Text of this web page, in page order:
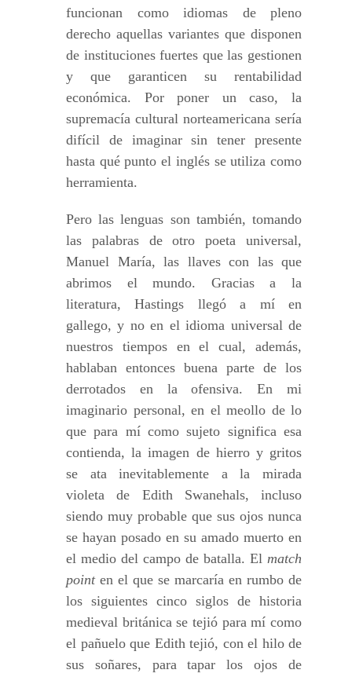
funcionan como idiomas de pleno
derecho aquellas variantes que disponen
de instituciones fuertes que las gestionen
y que garanticen su rentabilidad
económica. Por poner un caso, la
supremacía cultural norteamericana sería
difícil de imaginar sin tener presente
hasta qué punto el inglés se utiliza como
herramienta.
Pero las lenguas son también, tomando
las palabras de otro poeta universal,
Manuel María, las llaves con las que
abrimos el mundo. Gracias a la
literatura, Hastings llegó a mí en
gallego, y no en el idioma universal de
nuestros tiempos en el cual, además,
hablaban entonces buena parte de los
derrotados en la ofensiva. En mi
imaginario personal, en el meollo de lo
que para mí como sujeto significa esa
contienda, la imagen de hierro y gritos
se ata inevitablemente a la mirada
violeta de Edith Swanehals, incluso
siendo muy probable que sus ojos nunca
se hayan posado en su amado muerto en
el medio del campo de batalla. El match
pointen el que se marcaría en rumbo de
los siguientes cinco siglos de historia
medieval británica se tejió para mí como
el pañuelo que Edith tejió, con el hilo de
sus soñares, para tapar los ojos de